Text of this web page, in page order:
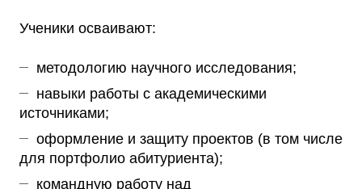
Ученики осваивают:
методологию научного исследования;
навыки работы с академическими
источниками;
оформление и защиту проектов (в том числе
для портфолио абитуриента);
командную работу над